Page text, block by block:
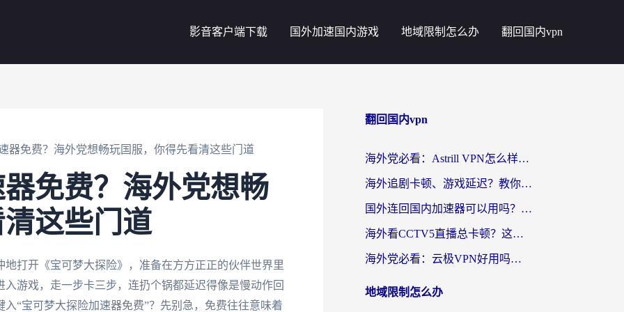
影音客户端下载 国外加速国内游戏 地域限制怎么办 翻回国内vpn
器免费？海外党想畅玩国服，你得先看清这些门道
免费？海外党想畅
这些门道
打开《宝可梦大探险》，准备在方方正正的伙伴世界里
游戏，走一步卡三步，连扔个锅都延迟得像是慢动作回
“宝可梦大探险加速器免费”？先别急，免费往往意味着
翻回国内vpn
海外党必看：Astrill VPN怎么样？3步选对回国加速器实现无缝刷剧玩游戏
海外追剧卡顿、游戏延迟？教你选回国加速器，附免费加速器试用一小时福利
国外连回国内加速器可以用吗？海外党亲测实用指南，解决追剧游戏卡顿难题
海外看CCTV5直播总卡顿？这篇指南教你选对回国加速器，无缝刷国内资源
海外党必看：云极VPN好用吗？和uuVPN对比哪个回国效果更好？附真实体验+避坑指南
地域限制怎么办